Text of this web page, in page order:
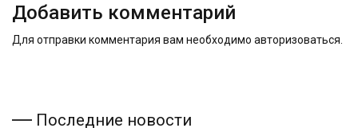
Добавить комментарий
Для отправки комментария вам необходимо авторизоваться
Последние новости